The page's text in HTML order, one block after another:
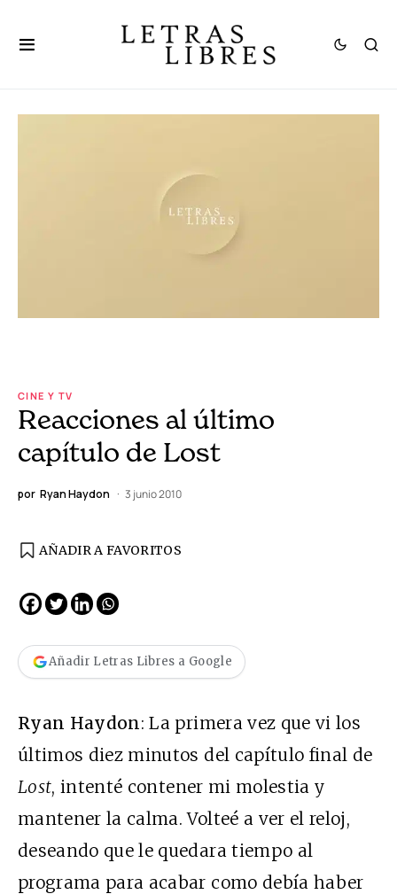
CINE Y TV
Reacciones al último
capítulo de Lost
por Ryan Haydon 3 junio 2010
AÑADIR A FAVORITOS
Añadir Letras Libres a Google
Ryan Haydon: La primera vez que vi los
últimos diez minutos del capítulo final de
Lost, intenté contener mi molestia y
mantener la calma. Volteé a ver el reloj,
deseando que le quedara tiempo al
programa para acabar como debía haber